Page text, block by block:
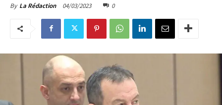
By La Rédaction 04/03/2023 0